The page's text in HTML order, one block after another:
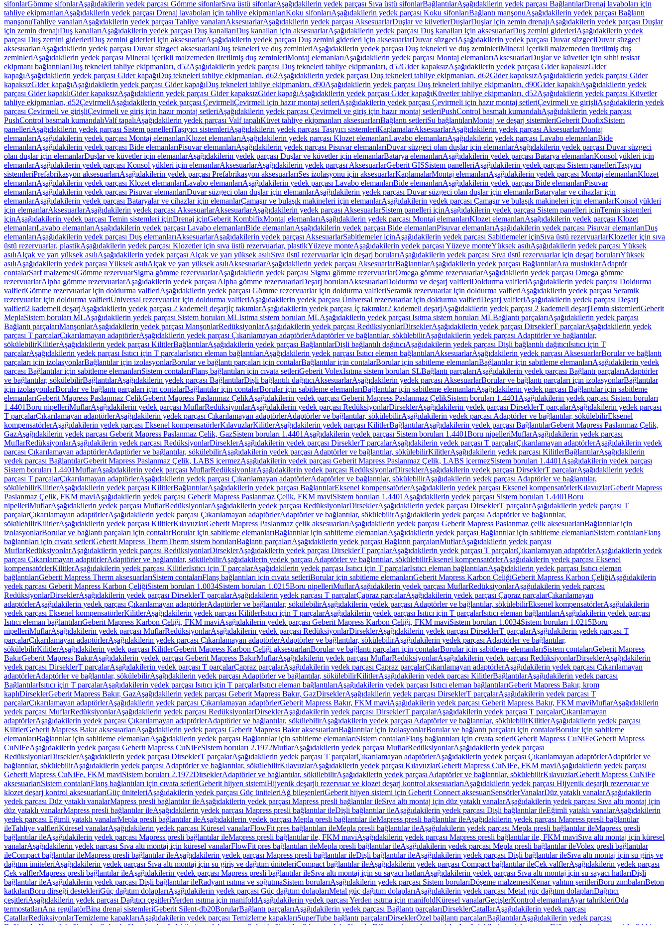
sifonlarGömme sifonlarAşağıdakilerin yedek parçası Gömme sifonlarSıva üstü sifonlarAşağıdakilerin yedek parçası Sıva üstü sifonlarBağlantılarAşağıdakilerin yedek parçası BağlantılarDrenaj lavaboları için
tahliye ekipmanlarıAşağıdakilerin yedek parçası Drenaj lavaboları için tahliye ekipmanlarıKoku sifonlarıAşağıdakilerin yedek parçası Koku sifonlarıBağlantı manşonuAşağıdakilerin yedek parçası Bağlantı
manşonuTahliye vanalarıAşağıdakilerin yedek parçası Tahliye vanalarıAksesuarlarAşağıdakilerin yedek parçası AksesuarlarDuşlar ve küvetlerDuşlarDuşlar için zemin drenajıAşağıdakilerin yedek parçası Duşlar
için zemin drenajıDuş kanallarıAşağıdakilerin yedek parçası Duş kanallarıDuş kanalları için aksesuarlarAşağıdakilerin yedek parçası Duş kanalları için aksesuarlarDuş zemini giderleriAşağıdakilerin yedek
parçası Duş zemini giderleriDuş zemini giderleri için aksesuarlarAşağıdakilerin yedek parçası Duş zemini giderleri için aksesuarlarDuvar süzgeciAşağıdakilerin yedek parçası Duvar süzgeciDuvar süzgeci
aksesuarlarıAşağıdakilerin yedek parçası Duvar süzgeci aksesuarlarıDuş tekneleri ve duş zeminleriAşağıdakilerin yedek parçası Duş tekneleri ve duş zeminleriMineral içerikli malzemeden üretilmiş duş
zeminleriAşağıdakilerin yedek parçası Mineral içerikli malzemeden üretilmiş duş zeminleriMontaj elemanlarıAşağıdakilerin yedek parçası Montaj elemanlarıAksesuarlarDuşlar ve küvetler için sıhhi tesisat
ekipmanı bağlantılarıDuş tekneleri tahliye ekipmanları, d52Aşağıdakilerin yedek parçası Duş tekneleri tahliye ekipmanları, d52Gider kapaksızAşağıdakilerin yedek parçası Gider kapaksızGider
kapağıAşağıdakilerin yedek parçası Gider kapağıDuş tekneleri tahliye ekipmanları, d62Aşağıdakilerin yedek parçası Duş tekneleri tahliye ekipmanları, d62Gider kapaksızAşağıdakilerin yedek parçası Gider
kapaksızGider kapağıAşağıdakilerin yedek parçası Gider kapağıDuş tekneleri tahliye ekipmanları, d90Aşağıdakilerin yedek parçası Duş tekneleri tahliye ekipmanları, d90Gider kapaklıAşağıdakilerin yedek
parçası Gider kapaklıGider kapaksızAşağıdakilerin yedek parçası Gider kapaksızGider kapağıAşağıdakilerin yedek parçası Gider kapağıKüvetler tahliye ekipmanları, d52Aşağıdakilerin yedek parçası Küvetler
tahliye ekipmanları, d52ÇevirmeliAşağıdakilerin yedek parçası ÇevirmeliÇevirmeli için hazır montaj setleriAşağıdakilerin yedek parçası Çevirmeli için hazır montaj setleriÇevirmeli ve girişliAşağıdakilerin yedek
parçası Çevirmeli ve girişliÇevirmeli ve giriş için hazır montaj setleriAşağıdakilerin yedek parçası Çevirmeli ve giriş için hazır montaj setleriPushControl basmalı kumandalıAşağıdakilerin yedek parçası
PushControl basmalı kumandalıValf tapalıAşağıdakilerin yedek parçası Valf tapalıKüvet tahliye ekipmanları aksesuarlarıBağlantı setleriSu bağlantılarıMontaj ve deşarj sistemleriGeberit DuofixSistem
panelleriAşağıdakilerin yedek parçası Sistem panelleriTaşıyıcı sistemleriAşağıdakilerin yedek parçası Taşıyıcı sistemleriKaplamalarAksesuarlarAşağıdakilerin yedek parçası AksesuarlarMontaj
elemanlarıAşağıdakilerin yedek parçası Montaj elemanlarıKlozet elemanlarıAşağıdakilerin yedek parçası Klozet elemanlarıLavabo elemanlarıAşağıdakilerin yedek parçası Lavabo elemanlarıBide
elemanlarıAşağıdakilerin yedek parçası Bide elemanlarıPisuvar elemanlarıAşağıdakilerin yedek parçası Pisuvar elemanlarıDuvar süzgeci olan duşlar için elemanlarAşağıdakilerin yedek parçası Duvar süzgeci
olan duşlar için elemanlarDuşlar ve küvetler için elemanlarAşağıdakilerin yedek parçası Duşlar ve küvetler için elemanlarBatarya elemanlarıAşağıdakilerin yedek parçası Batarya elemanlarıKonsol yükleri için
elemanlarAşağıdakilerin yedek parçası Konsol yükleri için elemanlarAksesuarlarAşağıdakilerin yedek parçası AksesuarlarGeberit GISSistem panelleriAşağıdakilerin yedek parçası Sistem panelleriTaşıyıcı
sistemleriPrefabrikasyon aksesuarlarıAşağıdakilerin yedek parçası Prefabrikasyon aksesuarlarıSes izolasyonu için aksesuarlarKaplamalarMontaj elemanlarıAşağıdakilerin yedek parçası Montaj elemanlarıKlozet
elemanlarıAşağıdakilerin yedek parçası Klozet elemanlarıLavabo elemanlarıAşağıdakilerin yedek parçası Lavabo elemanlarıBide elemanlarıAşağıdakilerin yedek parçası Bide elemanlarıPisuvar
elemanlarıAşağıdakilerin yedek parçası Pisuvar elemanlarıDuvar süzgeci olan duşlar için elemanlarAşağıdakilerin yedek parçası Duvar süzgeci olan duşlar için elemanlarBataryalar ve cihazlar için
elemanlarAşağıdakilerin yedek parçası Bataryalar ve cihazlar için elemanlarÇamaşır ve bulaşık makineleri için elemanlarAşağıdakilerin yedek parçası Çamaşır ve bulaşık makineleri için elemanlarKonsol yükleri
için elemanlarAksesuarlarAşağıdakilerin yedek parçası AksesuarlarAksesuarlarAşağıdakilerin yedek parçası AksesuarlarSistem panelleri içinAşağıdakilerin yedek parçası Sistem panelleri içinTemin sistemleri
içinAşağıdakilerin yedek parçası Temin sistemleri içinDrenaj içinGeberit KombifixMontaj elemanlarıAşağıdakilerin yedek parçası Montaj elemanlarıKlozet elemanlarıAşağıdakilerin yedek parçası Klozet
elemanlarıLavabo elemanlarıAşağıdakilerin yedek parçası Lavabo elemanlarıBide elemanlarıAşağıdakilerin yedek parçası Bide elemanlarıPisuvar elemanlarıAşağıdakilerin yedek parçası Pisuvar elemanlarıDuş
elemanlarıAşağıdakilerin yedek parçası Duş elemanlarıAksesuarlarAşağıdakilerin yedek parçası AksesuarlarSabitlemeler içinAşağıdakilerin yedek parçası Sabitlemeler içinSıva üstü rezervuarlarKlozetler için sıva
üstü rezervuarlar, plastikAşağıdakilerin yedek parçası Klozetler için sıva üstü rezervuarlar, plastikYüzeye monteAşağıdakilerin yedek parçası Yüzeye monteYüksek asılıAşağıdakilerin yedek parçası Yüksek
asılıAlçak ve yarı yüksek asılıAşağıdakilerin yedek parçası Alçak ve yarı yüksek asılıSıva üstü rezervuarlar için deşarj borularıAşağıdakilerin yedek parçası Sıva üstü rezervuarlar için deşarj borularıYüksek
asılıAşağıdakilerin yedek parçası Yüksek asılıAlçak ve yarı yüksek asılıAksesuarlarAşağıdakilerin yedek parçası AksesuarlarBağlantılarAşağıdakilerin yedek parçası BağlantılarAra musluklarAdaptör
contalarSarf malzemesiGömme rezervuarSigma gömme rezervuarlarAşağıdakilerin yedek parçası Sigma gömme rezervuarlarOmega gömme rezervuarlarAşağıdakilerin yedek parçası Omega gömme
rezervuarlarAlpha gömme rezervuarlarAşağıdakilerin yedek parçası Alpha gömme rezervuarlarDeşarj borularıAksesuarlarDoldurma ve deşarj valfleriDoldurma valfleriAşağıdakilerin yedek parçası Doldurma
valfleriGömme rezervuarlar için doldurma valfleriAşağıdakilerin yedek parçası Gömme rezervuarlar için doldurma valfleriSeramik rezervuarlar için doldurma valfleriAşağıdakilerin yedek parçası Seramik
rezervuarlar için doldurma valfleriÜniversal rezervuarlar için doldurma valfleriAşağıdakilerin yedek parçası Üniversal rezervuarlar için doldurma valfleriDeşarj valfleriAşağıdakilerin yedek parçası Deşarj
valfleri2 kademeli deşarjAşağıdakilerin yedek parçası 2 kademeli deşarjİç takımlarAşağıdakilerin yedek parçası İç takımlar2 kademeli deşarjAşağıdakilerin yedek parçası 2 kademeli deşarjTemin sistemleriGeberit
MeplaSistem boruları MLAşağıdakilerin yedek parçası Sistem boruları MLIsıtma sistem boruları MLAşağıdakilerin yedek parçası Isıtma sistem boruları MLBağlantı parçalarıAşağıdakilerin yedek parçası
Bağlantı parçalarıManşonlarAşağıdakilerin yedek parçası ManşonlarRedüksiyonlarAşağıdakilerin yedek parçası RedüksiyonlarDirseklerAşağıdakilerin yedek parçası DirseklerT parçalarAşağıdakilerin yedek
parçası T parçalarÇıkarılamayan adaptörlerAşağıdakilerin yedek parçası Çıkarılamayan adaptörlerAdaptörler ve bağlantılar, sökülebilirAşağıdakilerin yedek parçası Adaptörler ve bağlantılar,
sökülebilirKilitlerAşağıdakilerin yedek parçası KilitlerBağlantılarAşağıdakilerin yedek parçası BağlantılarDişli bağlantılı dağıtıcıAşağıdakilerin yedek parçası Dişli bağlantılı dağıtıcıIsıtıcı için T
parçalarAşağıdakilerin yedek parçası Isıtıcı için T parçalarIsıtıcı eleman bağlantılarıAşağıdakilerin yedek parçası Isıtıcı eleman bağlantılarıAksesuarlarAşağıdakilerin yedek parçası AksesuarlarBorular ve bağlantı
parçaları için izolasyonlarBağlantılar için izolasyonlarBorular ve bağlantı parçaları için contalarBağlantılar için contalarBorular için sabitleme elemanlarıBağlantılar için sabitleme elemanlarıAşağıdakilerin yedek
parçası Bağlantılar için sabitleme elemanlarıSistem contalarıFlanş bağlantıları için cıvata setleriGeberit VolexIsıtma sistem boruları SLBağlantı parçalarıAşağıdakilerin yedek parçası Bağlantı parçalarıAdaptörler
ve bağlantılar, sökülebilirBağlantılarAşağıdakilerin yedek parçası BağlantılarDişli bağlantılı dağıtıcıAksesuarlarAşağıdakilerin yedek parçası AksesuarlarBorular ve bağlantı parçaları için izolasyonlarBağlantılar
için izolasyonlarBorular ve bağlantı parçaları için contalarBağlantılar için contalarBorular için sabitleme elemanlarıBağlantılar için sabitleme elemanlarıAşağıdakilerin yedek parçası Bağlantılar için sabitleme
elemanlarıGeberit Mapress Paslanmaz ÇelikGeberit Mapress Paslanmaz ÇelikAşağıdakilerin yedek parçası Geberit Mapress Paslanmaz ÇelikSistem boruları 1.4401 Aşağıdakilerin yedek parçası Sistem boruları
1.4401Boru nipelleriMuflarAşağıdakilerin yedek parçası MuflarRedüksiyonlarAşağıdakilerin yedek parçası RedüksiyonlarDirseklerAşağıdakilerin yedek parçası DirseklerT parçalarAşağıdakilerin yedek parçası
T parçalarÇıkarılamayan adaptörlerAşağıdakilerin yedek parçası Çıkarılamayan adaptörlerAdaptörler ve bağlantılar, sökülebilirAşağıdakilerin yedek parçası Adaptörler ve bağlantılar, sökülebilirEksenel
kompensatörlerAşağıdakilerin yedek parçası Eksenel kompensatörlerKılavuzlarKilitlerAşağıdakilerin yedek parçası KilitlerBağlantılarAşağıdakilerin yedek parçası BağlantılarGeberit Mapress Paslanmaz Çelik,
GazAşağıdakilerin yedek parçası Geberit Mapress Paslanmaz Çelik, GazSistem boruları 1.4401 Aşağıdakilerin yedek parçası Sistem boruları 1.4401Boru nipelleriMuflarAşağıdakilerin yedek parçası
MuflarRedüksiyonlarAşağıdakilerin yedek parçası RedüksiyonlarDirseklerAşağıdakilerin yedek parçası DirseklerT parçalarAşağıdakilerin yedek parçası T parçalarÇıkarılamayan adaptörlerAşağıdakilerin yedek
parçası Çıkarılamayan adaptörlerAdaptörler ve bağlantılar, sökülebilirAşağıdakilerin yedek parçası Adaptörler ve bağlantılar, sökülebilirKilitlerAşağıdakilerin yedek parçası KilitlerBağlantılarAşağıdakilerin
yedek parçası BağlantılarGeberit Mapress Paslanmaz Çelik, LABS içermezAşağıdakilerin yedek parçası Geberit Mapress Paslanmaz Çelik, LABS içermezSistem boruları 1.4401 Aşağıdakilerin yedek parçası
Sistem boruları 1.4401MuflarAşağıdakilerin yedek parçası MuflarRedüksiyonlarAşağıdakilerin yedek parçası RedüksiyonlarDirseklerAşağıdakilerin yedek parçası DirseklerT parçalarAşağıdakilerin yedek
parçası T parçalarÇıkarılamayan adaptörlerAşağıdakilerin yedek parçası Çıkarılamayan adaptörlerAdaptörler ve bağlantılar, sökülebilirAşağıdakilerin yedek parçası Adaptörler ve bağlantılar,
sökülebilirKilitlerAşağıdakilerin yedek parçası KilitlerBağlantılarAşağıdakilerin yedek parçası BağlantılarEksenel kompensatörlerAşağıdakilerin yedek parçası Eksenel kompensatörlerKılavuzlarGeberit Mapress
Paslanmaz Çelik, FKM maviAşağıdakilerin yedek parçası Geberit Mapress Paslanmaz Çelik, FKM maviSistem boruları 1.4401 Aşağıdakilerin yedek parçası Sistem boruları 1.4401Boru
nipelleriMuflarAşağıdakilerin yedek parçası MuflarRedüksiyonlarAşağıdakilerin yedek parçası RedüksiyonlarDirseklerAşağıdakilerin yedek parçası DirseklerT parçalarAşağıdakilerin yedek parçası T
parçalarÇıkarılamayan adaptörlerAşağıdakilerin yedek parçası Çıkarılamayan adaptörlerAdaptörler ve bağlantılar, sökülebilirAşağıdakilerin yedek parçası Adaptörler ve bağlantılar,
sökülebilirKilitlerAşağıdakilerin yedek parçası KilitlerKılavuzlarGeberit Mapress Paslanmaz çelik aksesuarlarıAşağıdakilerin yedek parçası Geberit Mapress Paslanmaz çelik aksesuarlarıBağlantılar için
izolasyonlarBorular ve bağlantı parçaları için contalarBorular için sabitleme elemanlarıBağlantılar için sabitleme elemanlarıAşağıdakilerin yedek parçası Bağlantılar için sabitleme elemanlarıSistem contalarıFlanş
bağlantıları için cıvata setleriGeberit Mapress ThermTherm sistem borularıBağlantı parçalarıAşağıdakilerin yedek parçası Bağlantı parçalarıMuflarAşağıdakilerin yedek parçası
MuflarRedüksiyonlarAşağıdakilerin yedek parçası RedüksiyonlarDirseklerAşağıdakilerin yedek parçası DirseklerT parçalarAşağıdakilerin yedek parçası T parçalarÇıkarılamayan adaptörlerAşağıdakilerin yedek
parçası Çıkarılamayan adaptörlerAdaptörler ve bağlantılar, sökülebilirAşağıdakilerin yedek parçası Adaptörler ve bağlantılar, sökülebilirEksenel kompensatörlerAşağıdakilerin yedek parçası Eksenel
kompensatörlerKilitlerAşağıdakilerin yedek parçası KilitlerIsıtıcı için T parçalarAşağıdakilerin yedek parçası Isıtıcı için T parçalarIsıtıcı eleman bağlantılarıAşağıdakilerin yedek parçası Isıtıcı eleman
bağlantılarıGeberit Mapress Therm aksesuarlarıSistem contalarıFlanş bağlantıları için cıvata setleriBorular için sabitleme elemanlarıGeberit Mapress Karbon ÇeliğiGeberit Mapress Karbon ÇeliğiAşağıdakilerin
yedek parçası Geberit Mapress Karbon ÇeliğiSistem boruları 1.0034Sistem boruları 1.0215Boru nipelleriMuflarAşağıdakilerin yedek parçası MuflarRedüksiyonlarAşağıdakilerin yedek parçası
RedüksiyonlarDirseklerAşağıdakilerin yedek parçası DirseklerT parçalarAşağıdakilerin yedek parçası T parçalarÇapraz parçalarAşağıdakilerin yedek parçası Çapraz parçalarÇıkarılamayan
adaptörlerAşağıdakilerin yedek parçası Çıkarılamayan adaptörlerAdaptörler ve bağlantılar, sökülebilirAşağıdakilerin yedek parçası Adaptörler ve bağlantılar, sökülebilirEksenel kompensatörlerAşağıdakilerin
yedek parçası Eksenel kompensatörlerKilitlerAşağıdakilerin yedek parçası KilitlerIsıtıcı için T parçalarAşağıdakilerin yedek parçası Isıtıcı için T parçalarIsıtıcı eleman bağlantılarıAşağıdakilerin yedek parçası
Isıtıcı eleman bağlantılarıGeberit Mapress Karbon Çeliği, FKM maviAşağıdakilerin yedek parçası Geberit Mapress Karbon Çeliği, FKM maviSistem boruları 1.0034Sistem boruları 1.0215Boru
nipelleriMuflarAşağıdakilerin yedek parçası MuflarRedüksiyonlarAşağıdakilerin yedek parçası RedüksiyonlarDirseklerAşağıdakilerin yedek parçası DirseklerT parçalarAşağıdakilerin yedek parçası T
parçalarÇıkarılamayan adaptörlerAşağıdakilerin yedek parçası Çıkarılamayan adaptörlerAdaptörler ve bağlantılar, sökülebilirAşağıdakilerin yedek parçası Adaptörler ve bağlantılar,
sökülebilirKilitlerAşağıdakilerin yedek parçası KilitlerGeberit Mapress Karbon Çeliği aksesuarlarıBorular ve bağlantı parçaları için contalarBorular için sabitleme elemanlarıSistem contalarıGeberit Mapress
BakırGeberit Mapress BakırAşağıdakilerin yedek parçası Geberit Mapress BakırMuflarAşağıdakilerin yedek parçası MuflarRedüksiyonlarAşağıdakilerin yedek parçası RedüksiyonlarDirseklerAşağıdakilerin
yedek parçası DirseklerT parçalarAşağıdakilerin yedek parçası T parçalarÇapraz parçalarAşağıdakilerin yedek parçası Çapraz parçalarÇıkarılamayan adaptörlerAşağıdakilerin yedek parçası Çıkarılamayan
adaptörlerAdaptörler ve bağlantılar, sökülebilirAşağıdakilerin yedek parçası Adaptörler ve bağlantılar, sökülebilirKilitlerAşağıdakilerin yedek parçası KilitlerBağlantılarAşağıdakilerin yedek parçası
BağlantılarIsıtıcı için T parçalarAşağıdakilerin yedek parçası Isıtıcı için T parçalarIsıtıcı eleman bağlantılarıAşağıdakilerin yedek parçası Isıtıcı eleman bağlantılarıGeberit Mapress Bakır, krom
kaplıDirseklerGeberit Mapress Bakır, GazAşağıdakilerin yedek parçası Geberit Mapress Bakır, GazDirseklerAşağıdakilerin yedek parçası DirseklerT parçalarAşağıdakilerin yedek parçası T
parçalarÇıkarılamayan adaptörlerAşağıdakilerin yedek parçası Çıkarılamayan adaptörlerGeberit Mapress Bakır, FKM maviAşağıdakilerin yedek parçası Geberit Mapress Bakır, FKM maviMuflarAşağıdakilerin
yedek parçası MuflarRedüksiyonlarAşağıdakilerin yedek parçası RedüksiyonlarDirseklerAşağıdakilerin yedek parçası DirseklerT parçalarAşağıdakilerin yedek parçası T parçalarÇıkarılamayan
adaptörlerAşağıdakilerin yedek parçası Çıkarılamayan adaptörlerAdaptörler ve bağlantılar, sökülebilirAşağıdakilerin yedek parçası Adaptörler ve bağlantılar, sökülebilirKilitlerAşağıdakilerin yedek parçası
KilitlerGeberit Mapress Bakır aksesuarlarıAşağıdakilerin yedek parçası Geberit Mapress Bakır aksesuarlarıBağlantılar için izolasyonlarBorular ve bağlantı parçaları için contalarBorular için sabitleme
elemanlarıBağlantılar için sabitleme elemanlarıAşağıdakilerin yedek parçası Bağlantılar için sabitleme elemanlarıSistem contalarıFlanş bağlantıları için cıvata setleriGeberit Mapress CuNiFeGeberit Mapress
CuNiFeAşağıdakilerin yedek parçası Geberit Mapress CuNiFeSistem boruları 2.1972MuflarAşağıdakilerin yedek parçası MuflarRedüksiyonlarAşağıdakilerin yedek parçası
RedüksiyonlarDirseklerAşağıdakilerin yedek parçası DirseklerT parçalarAşağıdakilerin yedek parçası T parçalarÇıkarılamayan adaptörlerAşağıdakilerin yedek parçası Çıkarılamayan adaptörlerAdaptörler ve
bağlantılar, sökülebilirAşağıdakilerin yedek parçası Adaptörler ve bağlantılar, sökülebilirKılavuzlarAşağıdakilerin yedek parçası KılavuzlarGeberit Mapress CuNiFe, FKM maviAşağıdakilerin yedek parçası
Geberit Mapress CuNiFe, FKM maviSistem boruları 2.1972DirseklerAdaptörler ve bağlantılar, sökülebilirAşağıdakilerin yedek parçası Adaptörler ve bağlantılar, sökülebilirKılavuzlarGeberit Mapress CuNiFe
aksesuarlarıSistem contalarıFlanş bağlantıları için cıvata setleriGeberit hijyen sistemiHijyenik deşarjlı rezervuar ve klozet deşarj kontrol aksesuarlarıAşağıdakilerin yedek parçası Hijyenik deşarjlı rezervuar ve
klozet deşarj kontrol aksesuarlarıGüç üniteleriAşağıdakilerin yedek parçası Güç üniteleriAğ bileşenleriGeberit hijyen sistemi için Geberit Connect aksesuarıSensörlerVanalarDüz yataklı vanalarAşağıdakilerin
yedek parçası Düz yataklı vanalarMapress presli bağlantılar ileAşağıdakilerin yedek parçası Mapress presli bağlantılar ileSıva altı montaj için düz yataklı vanalarAşağıdakilerin yedek parçası Sıva altı montaj için
düz yataklı vanalarMapress presli bağlantılar ileAşağıdakilerin yedek parçası Mapress presli bağlantılar ileDişli bağlantılar ileAşağıdakilerin yedek parçası Dişli bağlantılar ileEğimli yataklı vanalarAşağıdakilerin
yedek parçası Eğimli yataklı vanalarMepla presli bağlantılar ileAşağıdakilerin yedek parçası Mepla presli bağlantılar ileMapress presli bağlantılar ileAşağıdakilerin yedek parçası Mapress presli bağlantılar
ileTahliye valfleriKüresel vanalarAşağıdakilerin yedek parçası Küresel vanalarFlowFit pres bağlantıları ileMepla presli bağlantılar ileAşağıdakilerin yedek parçası Mepla presli bağlantılar ileMapress presli
bağlantılar ileAşağıdakilerin yedek parçası Mapress presli bağlantılar ileMapress presli bağlantılar ile, FKM maviAşağıdakilerin yedek parçası Mapress presli bağlantılar ile, FKM maviSıva altı montaj için küresel
vanalarAşağıdakilerin yedek parçası Sıva altı montaj için küresel vanalarFlowFit pres bağlantıları ileMepla presli bağlantılar ileAşağıdakilerin yedek parçası Mepla presli bağlantılar ileVolex presli bağlantılar
ileCompact bağlantılar ileMapress presli bağlantılar ileAşağıdakilerin yedek parçası Mapress presli bağlantılar ileDişli bağlantılar ileAşağıdakilerin yedek parçası Dişli bağlantılar ileSıva altı montaj için su giriş ve
dağıtım üniteleriAşağıdakilerin yedek parçası Sıva altı montaj için su giriş ve dağıtım üniteleriCompact bağlantılar ileAşağıdakilerin yedek parçası Compact bağlantılar ileÇek valflerAşağıdakilerin yedek parçası
Çek valflerMapress presli bağlantılar ileAşağıdakilerin yedek parçası Mapress presli bağlantılar ileSıva altı montaj için su sayacı hatlarıAşağıdakilerin yedek parçası Sıva altı montaj için su sayacı hatlarıDişli
bağlantılar ileAşağıdakilerin yedek parçası Dişli bağlantılar ileRadyant ısıtma ve soğutmaSistem borularıAşağıdakilerin yedek parçası Sistem borularıDöşeme malzemesiKenar yalıtım şeritleriBoru zımbalarıBeton
katkılarıBoru dirseği destekleriGüç dağıtım dolaplarıAşağıdakilerin yedek parçası Güç dağıtım dolaplarıMetal güç dağıtım dolaplarıAşağıdakilerin yedek parçası Metal güç dağıtım dolaplarıDağıtıcı
çeşitleriAşağıdakilerin yedek parçası Dağıtıcı çeşitleriYerden ısıtma için manifoldAşağıdakilerin yedek parçası Yerden ısıtma için manifoldKüresel vanalarGeçişlerKontrol elemanlarıAyar tahrikleriOda
termostatlarıAna regülatörBina drenaj sistemleriGeberit Silent-db20BorularBağlantı parçalarıAşağıdakilerin yedek parçası Bağlantı parçalarıDirseklerÇatallarAşağıdakilerin yedek parçası
ÇatallarRedüksiyonlarTemizleme kapaklarıAşağıdakilerin yedek parçası Temizleme kapaklarıSuperTube bağlantı parçalarıDirseklerÖzel bağlantı parçalarıBağlantılarAşağıdakilerin yedek parçası